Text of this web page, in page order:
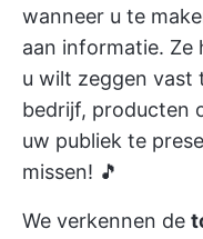
wanneer u te
aan informatie. Ze
u wilt zeggen vast
bedrijf, producten
uw publiek te
missen! 🎵
We verkennen de